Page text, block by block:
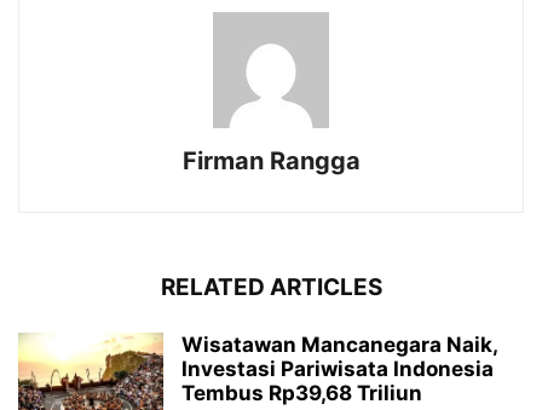
Firman Rangga
RELATED ARTICLES
Wisatawan Mancanegara Naik,
Investasi Pariwisata Indonesia
Tembus Rp39,68 Triliun